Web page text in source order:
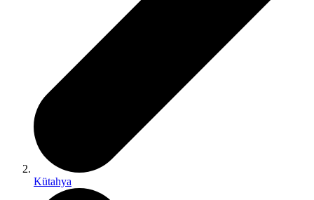
Kütahya